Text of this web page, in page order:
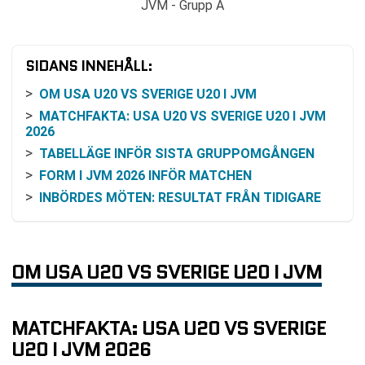
JVM - Grupp A
SIDANS INNEHÅLL:
OM USA U20 VS SVERIGE U20 I JVM
MATCHFAKTA: USA U20 VS SVERIGE U20 I JVM
2026
TABELLÄGE INFÖR SISTA GRUPPOMGÅNGEN
FORM I JVM 2026 INFÖR MATCHEN
INBÖRDES MÖTEN: RESULTAT FRÅN TIDIGARE
RESONERA UTAN ATT SPEKULERA
VANLIGA FRÅGOR OM USA U20 VS SVERIGE U20
TABELL
OM USA U20 VS SVERIGE U20 I JVM
MATCHFAKTA: USA U20 VS SVERIGE
U20 I JVM 2026